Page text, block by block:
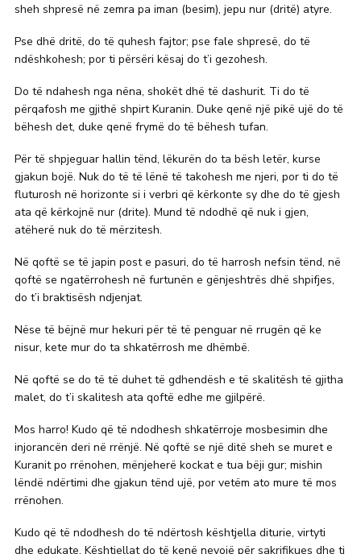
sheh shpresë në zemra pa iman (besim), jepu nur (dritë) atyre.
Pse dhë dritë, do të quhesh fajtor; pse fale shpresë, do të
ndëshkohesh; por ti përsëri kësaj do t’i gezohesh.
Do të ndahesh nga nëna, shokët dhë të dashurit. Ti do të
përqafosh me gjithë shpirt Kuranin. Duke qenë një pikë ujë do të
bëhesh det, duke qenë frymë do të bëhesh tufan.
Për të shpjeguar hallin tënd, lëkurën do ta bësh letër, kurse
gjakun bojë. Nuk do të të lënë të takohesh me njeri, por ti do të
fluturosh në horizonte si i verbri që kërkonte sy dhe do të gjesh
ata që kërkojnë nur (drite). Mund të ndodhë që nuk i gjen,
atëherë nuk do të mërzitesh.
Në qoftë se të japin post e pasuri, do të harrosh nefsin tënd, në
qoftë se ngatërrohesh në furtunën e gënjeshtrës dhë shpifjes,
do t’i braktisësh ndjenjat.
Nëse të bëjnë mur hekuri për të të penguar në rrugën që ke
nisur, kete mur do ta shkatërrosh me dhëmbë.
Në qoftë se do të të duhet të gdhendësh e të skalitësh të gjitha
malet, do t’i skalitesh ata qoftë edhe me gjilpërë.
Mos harro! Kudo që të ndodhesh shkatërroje mosbesimin dhe
injorancën deri në rrënjë. Në qoftë se një ditë sheh se muret e
Kuranit po rrënohen, mënjeherë kockat e tua bëji gur; mishin
lëndë ndërtimi dhe gjakun tënd ujë, por vetëm ato mure të mos
rrënohen.
Kudo që të ndodhesh do të ndërtosh kështjella diturie, virtyti
dhe edukate. Kështjellat do të kenë nevojë për sakrifikues dhe ti